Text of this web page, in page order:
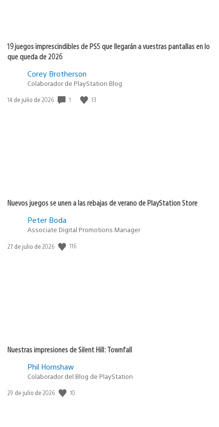
19 juegos imprescindibles de PS5 que llegarán a vuestras pantallas en lo
que queda de 2026
Corey Brotherson
Colaborador de PlayStation Blog
Fecha
14 de julio de 2026 1 13
Nuevos juegos se unen a las rebajas de verano de PlayStation Store
Peter Boda
Associate Digital Promotions Manager
Fecha
27 de julio de 2026 116
Nuestras impresiones de Silent Hill: Townfall
Phil Hornshaw
Colaborador del Blog de PlayStation
Fecha
29 de julio de 2026 10